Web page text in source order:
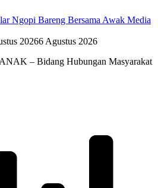
Ngopi Bareng Bersama Awak Media
20266 Agustus 2026
– Bidang Hubungan Masyarakat